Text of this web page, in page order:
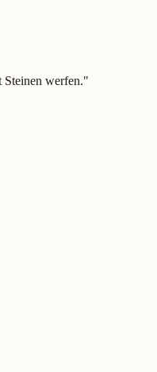
Steinen werfen."